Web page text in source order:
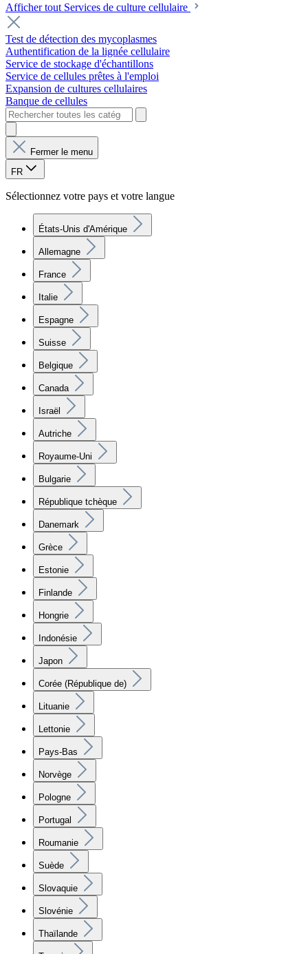
Afficher tout Services de culture cellulaire
Test de détection des mycoplasmes
Authentification de la lignée cellulaire
Service de stockage d'échantillons
Service de cellules prêtes à l'emploi
Expansion de cultures cellulaires
Banque de cellules
Fermer le menu
FR
Sélectionnez votre pays et votre langue
États-Unis d'Amérique
Allemagne
France
Italie
Espagne
Suisse
Belgique
Canada
Israël
Autriche
Royaume-Uni
Bulgarie
République tchèque
Danemark
Grèce
Estonie
Finlande
Hongrie
Indonésie
Japon
Corée (République de)
Lituanie
Lettonie
Pays-Bas
Norvège
Pologne
Portugal
Roumanie
Suède
Slovaquie
Slovénie
Thaïlande